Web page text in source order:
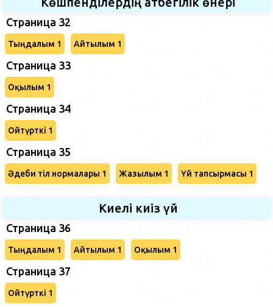
Страница 32
Тыңдалым 1 Айтылым 1
Страница 33
Оқылым 1
Страница 34
Ойтүрткі 1
Страница 35
Әдеби тіл нормалары 1 Жазылым 1 Үй тапсырмасы 1
Киелі киіз үй
Страница 36
Тыңдалым 1 Айтылым 1 Оқылым 1
Страница 37
Ойтүрткі 1